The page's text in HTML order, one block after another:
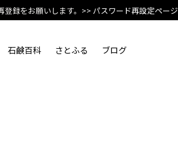
録をお願いします。 >> パスワード再設定ページ
石鹸百科 さとふる ブログ